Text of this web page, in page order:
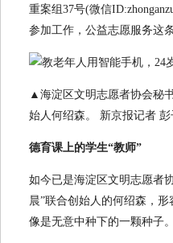
重案组37号(微信
参加工作，公益志愿服务这
▲海淀区文明志愿者协会秘
始人何绍森。 新京报记者
德育课上的学生“教师”
如今已是海淀区文明志愿者
晨”联合创始人的何绍森，
像是无意中种下的一颗种子。